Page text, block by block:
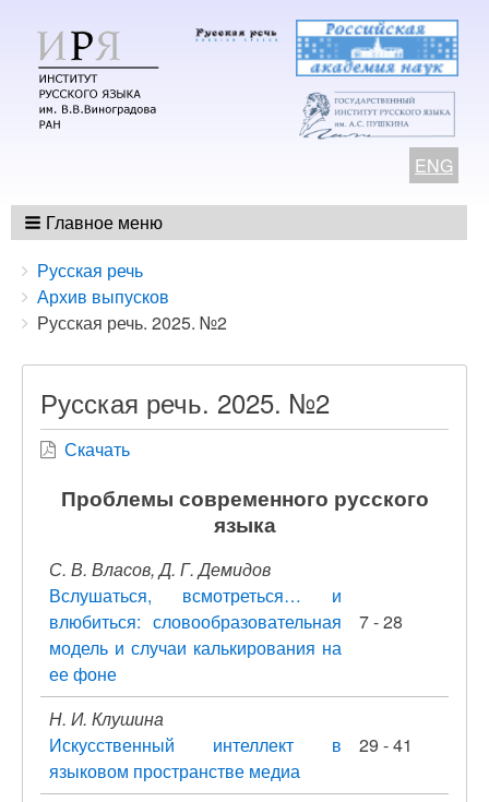
ENG
Главное меню
Breadcrumbs
You
are
here:
Русская речь
Архив выпусков
Русская речь. 2025. №2
Русская речь. 2025. №2
Скачать
Проблемы современного русского
языка
С. В. Власов, Д. Г. Демидов
Вслушаться, всмотреться… и
влюбиться: словообразовательная
модель и случаи калькирования на
ее фоне
7 - 28
Н. И. Клушина
Искусственный интеллект в
языковом пространстве медиа
29 - 41